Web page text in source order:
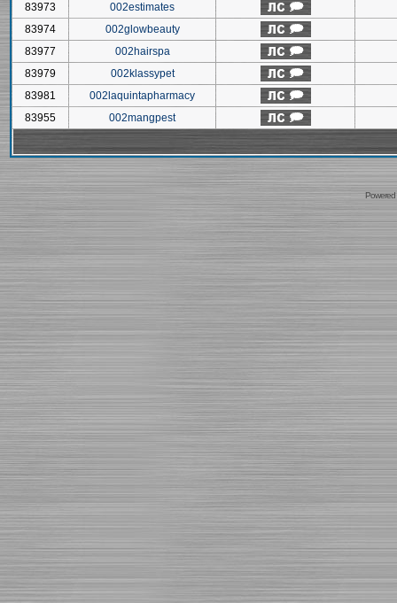
83973
002estimates
83974
002glowbeauty
83977
002hairspa
83979
002klassypet
83981
002laquintapharmacy
83955
002mangpest